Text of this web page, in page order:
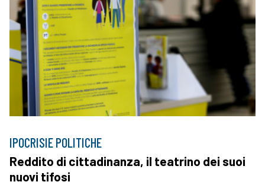
IPOCRISIE POLITICHE
Reddito di cittadinanza, il teatrino dei suoi
nuovi tifosi